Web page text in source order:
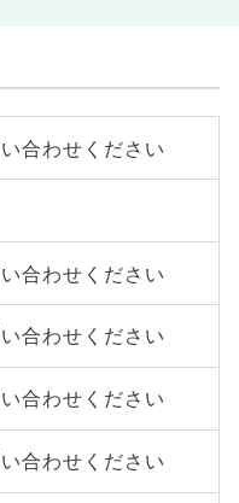
合わせください
合わせください
合わせください
合わせください
合わせください